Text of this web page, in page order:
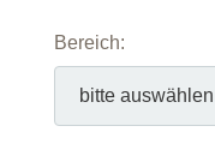
Bereich: